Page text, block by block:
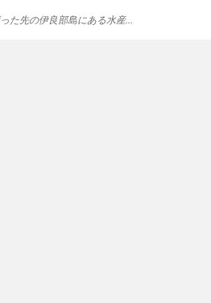
た先の伊良部島にある水産…